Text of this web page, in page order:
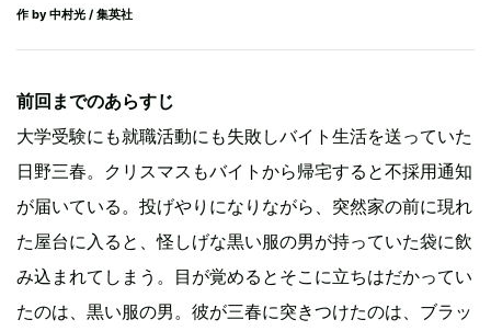
作 by 中村光 / 集英社
前回までのあらすじ
大学受験にも就職活動にも失敗しバイト生活を送っていた
日野三春。クリスマスもバイトから帰宅すると不採用通知
が届いている。投げやりになりながら、突然家の前に現れ
た屋台に入ると、怪しげな黒い服の男が持っていた袋に飲
み込まれてしまう。目が覚めるとそこに立ちはだかってい
たのは、黒い服の男。彼が三春に突きつけたのは、ブラッ